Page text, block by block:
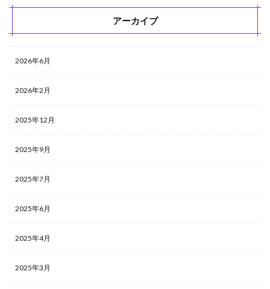
アーカイブ
2026年6月
2026年2月
2025年12月
2025年9月
2025年7月
2025年6月
2025年4月
2025年3月